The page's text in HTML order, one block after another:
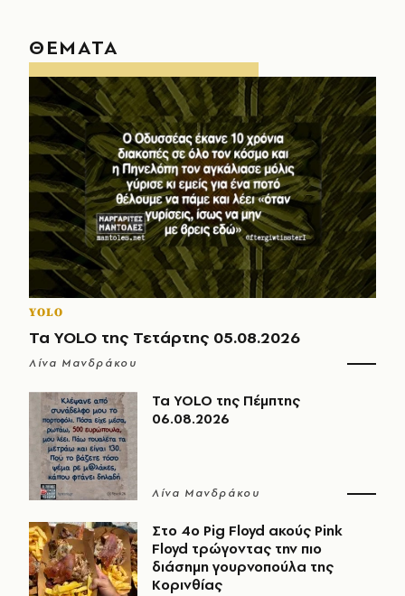
ΘΕΜΑΤΑ
YOLO
Τα YOLO της Τετάρτης 05.08.2026
Λίνα Μανδράκου
Τα YOLO της Πέμπτης
06.08.2026
Λίνα Μανδράκου
Στο 4ο Pig Floyd ακούς Pink
Floyd τρώγοντας την πιο
διάσημη γουρνοπούλα της
Κορινθίας